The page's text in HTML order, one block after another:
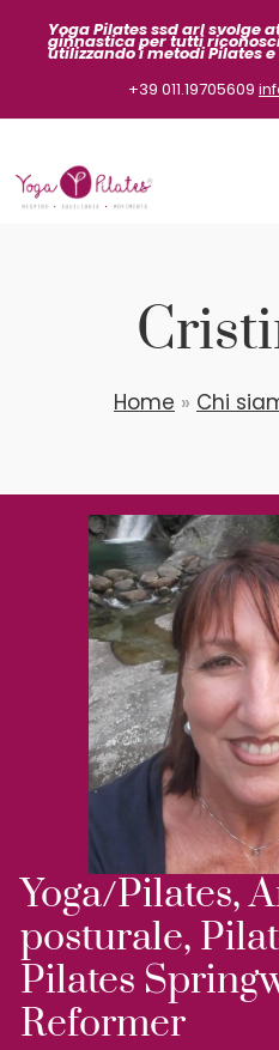
Yoga Pilates ssd arl svolge
ginnastica per tutti
utilizzando i metodi Pilates e
+39 011.19705609
Home » Chi
Yoga/Pilates,
posturale,
Pilates
Reformer